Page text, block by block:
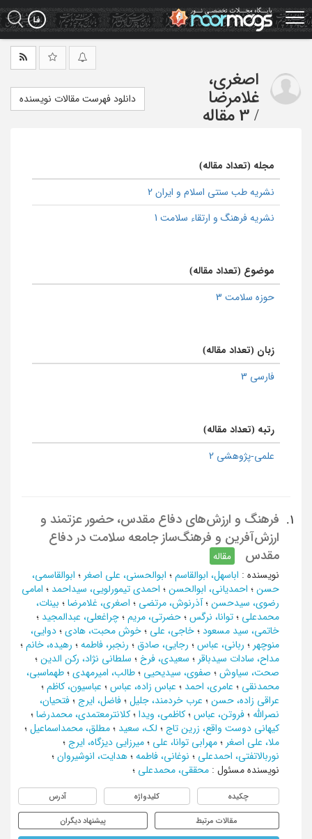
Skip
to
main
اصغری،
غلامرضا
/ 3 مقاله
دانلود فهرست مقالات نویسنده
مجله (تعداد مقاله)
نشریه طب سنتی اسلام و ایران 2
نشریه فرهنگ و ارتقاء سلامت 1
موضوع (تعداد مقاله)
حوزه سلامت 3
زبان (تعداد مقاله)
فارسی 3
رتبه (تعداد مقاله)
علمی-پژوهشی 2
1.
فرهنگ و ارزش‌های دفاع مقدس، حضور عزتمند و
ارزش‌آفرین و فرهنگ‌ساز جامعه سلامت در دفاع
مقدس
مقاله
نویسنده : اباسهل، ابوالقاسم ؛ ابوالحسنی، علی اصغر ؛ ابوالقاسمی،
حسن ؛ احمدیانی، ابوالحسن ؛ احمدی تیمورلویی، سیداحمد ؛ امامی
رضوی، سیدحسن ؛ آذرنوش، مرتضی ؛ اصغری، غلامرضا ؛ بینات،
محمدعلی ؛ توانا، نرگس ؛ حضرتی، مریم ؛ چراغعلی، عبدالمجید ؛
خاتمی، سید مسعود ؛ خاجی، علی ؛ خوش محبت، هادی ؛ دوایی،
منوچهر ؛ ربانی، عباس ؛ رجایی، صادق ؛ رنجبر، فاطمه ؛ رهیده، خانم ؛
مداح، سادات سیدباقر ؛ سعیدی، فرخ ؛ سلطانی نژاد، رکن الدین ؛
صحت، سیاوش ؛ صفوی، سیدیحیی ؛ طالب، امیرمهدی ؛ طهماسبی،
محمدنقی ؛ عامری، احمد ؛ عباس زاده، عباس ؛ عباسیون، کاظم ؛
عراقی زاده، حسن ؛ عرب خردمند، جلیل ؛ فاضل، ایرج ؛ فتحیان،
نصرالله ؛ فروتن، عباس ؛ کاظمی، ویدا ؛ کلانترمعتمدی، محمدرضا ؛
کیهانی دوست واقع، زرین تاج ؛ لک، سعید ؛ مطلق، محمداسماعیل ؛
ملا، علی اصغر ؛ مهرابی توانا، علی ؛ میرزایی دیزگاه، ایرج ؛
نوربالاتفتی، احمدعلی ؛ نوغانی، فاطمه ؛ هدایت، انوشیروان ؛
نویسنده مسئول : محققی، محمدعلی ؛
چکیده کلیدواژه آدرس
مقالات مرتبط پیشنهاد دیگران